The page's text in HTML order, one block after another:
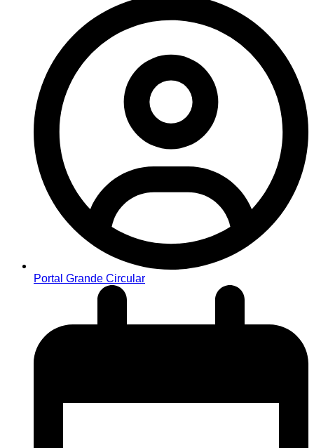
Portal Grande Circular